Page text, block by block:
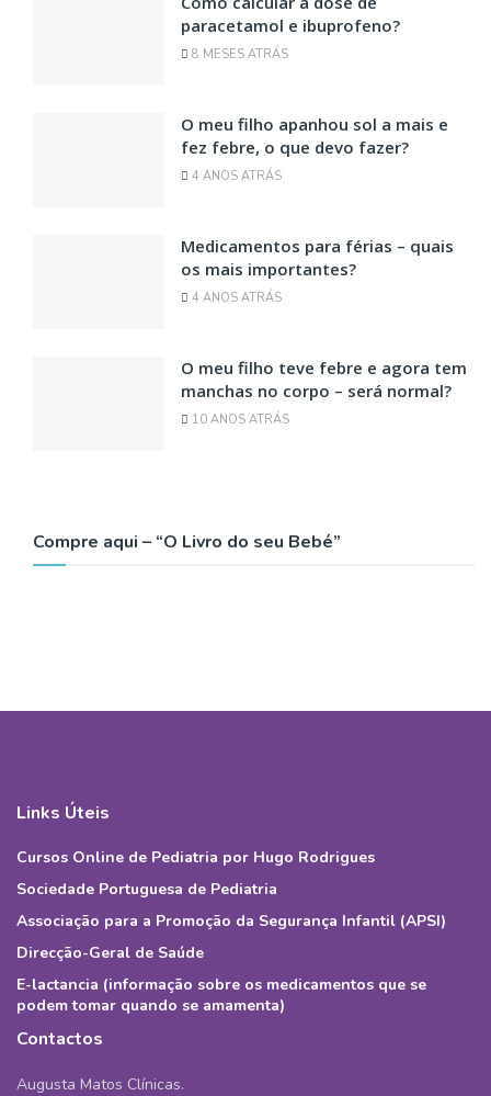
paracetamol e ibuprofeno?
8 MESES ATRÁS
O meu filho apanhou sol a mais e
fez febre, o que devo fazer?
4 ANOS ATRÁS
Medicamentos para férias – quais
os mais importantes?
4 ANOS ATRÁS
O meu filho teve febre e agora tem
manchas no corpo – será normal?
10 ANOS ATRÁS
Compre aqui – “O Livro do seu Bebé”
Links Úteis
Cursos Online de Pediatria por Hugo Rodrigues
Sociedade Portuguesa de Pediatria
Associação para a Promoção da Segurança Infantil (APSI)
Direcção-Geral de Saúde
E-lactancia (informação sobre os medicamentos que se
podem tomar quando se amamenta)
Contactos
Augusta Matos Clínicas.